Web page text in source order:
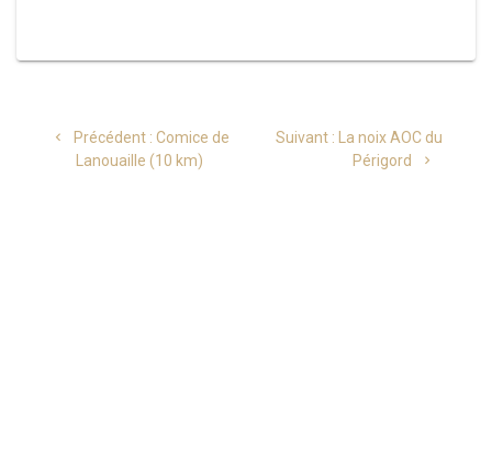
Précédent : Article
précédent
Comice de
Lanouaille (10 km)
Suivant : Article
suivant
La noix AOC du
Périgord